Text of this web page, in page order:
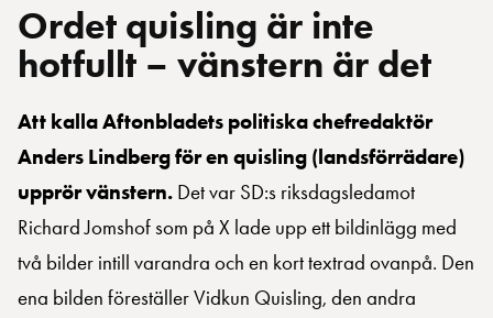
Ordet quisling är inte
hotfullt – vänstern är det
Att kalla Aftonbladets politiska chefredaktör
Anders Lindberg för en quisling (landsförrädare)
upprör vänstern. Det var SD:s riksdagsledamot
Richard Jomshof som på X lade upp ett bildinlägg med
två bilder intill varandra och en kort textrad ovanpå. Den
ena bilden föreställer Vidkun Quisling, den andra